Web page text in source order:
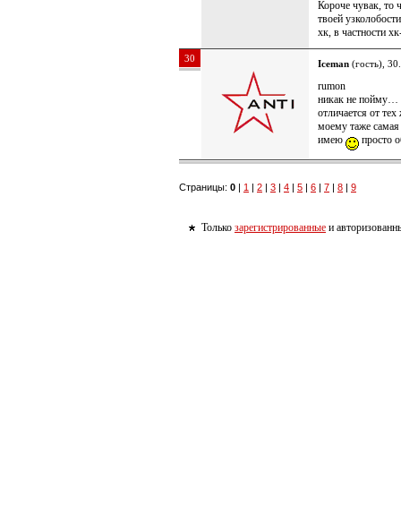
Короче чувак, то
твоей
хк, в частности
30 Iceman (гость),
rumon
никак не пойму…
отличается от
моему таже
имею
просто
Страницы: 0 | 1 | 2 | 3 | 4 | 5 | 6 | 7 | 8 | 9
Только зарегистрированные и